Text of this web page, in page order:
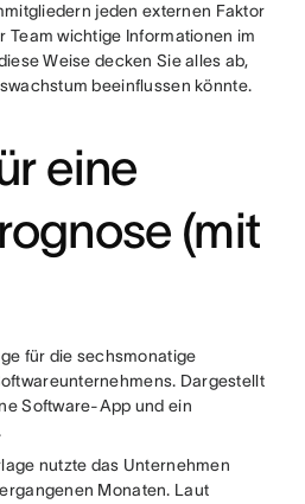
jeden externen Faktor
Team wichtige Informationen im
Weise decken Sie alles ab,
beeinflussen könnte.
eine
(mit
für die sechsmonatige
Dargestellt
Software-App und ein
nutzte das Unternehmen
Monaten. Laut